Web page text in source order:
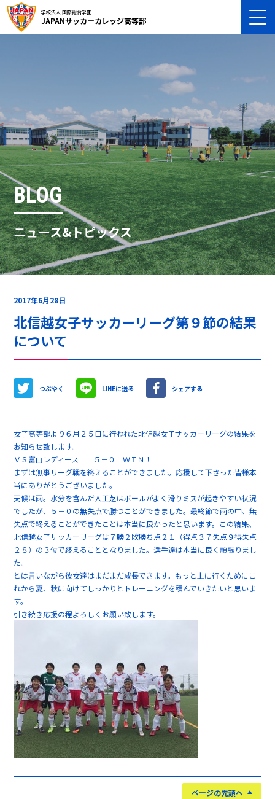
学校法人 国際総合学園
JAPANサッカーカレッジ高等部
BLOG
ニュース&トピックス
2017年6月28日
北信越女子サッカーリーグ第９節の結果
について
つぶやく LINEに送る シェアする
女子高等部より６月２５日に行われた北信越女子サッカーリーグの結果を
お知らせ致します。
ＶＳ富山レディース ５－０ ＷＩＮ！
まずは無事リーグ戦を終えることができました。応援して下さった皆様本
当にありがとうございました。
天候は雨。水分を含んだ人工芝はボールがよく滑りミスが起きやすい状況
でしたが、５－０の無失点で勝つことができました。最終節で雨の中、無
失点で終えることができたことは本当に良かったと思います。この結果、
北信越女子サッカーリーグは７勝２敗勝ち点２１（得点３７失点９得失点
２８）の３位で終えることとなりました。選手達は本当に良く頑張りまし
た。
とは言いながら彼女達はまだまだ成長できます。もっと上に行くためにこ
れから夏、秋に向けてしっかりとトレーニングを積んでいきたいと思いま
す。
引き続き応援の程よろしくお願い致します。
ページの先頭へ